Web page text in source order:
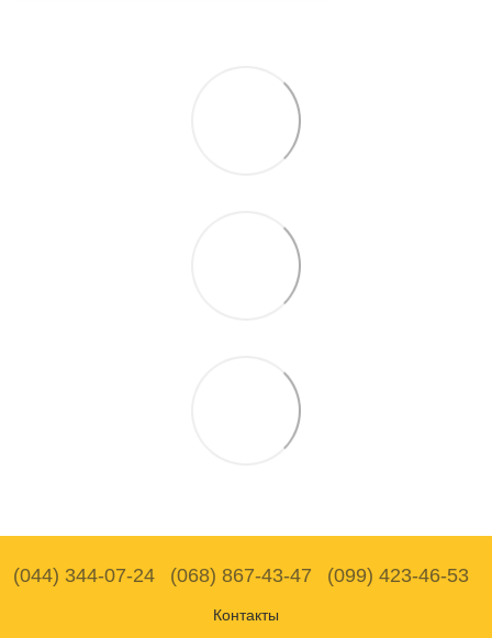
(044) 344-07-24 (068) 867-43-47 (099) 423-46-53
Контакты